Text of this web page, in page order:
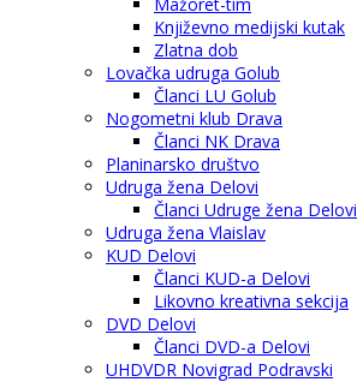
Književno medijski kutak
Zlatna dob
Lovačka udruga Golub
Članci LU Golub
Nogometni klub Drava
Članci NK Drava
Planinarsko društvo
Udruga žena Delovi
Članci Udruge žena Delovi
Udruga žena Vlaislav
KUD Delovi
Članci KUD-a Delovi
Likovno kreativna sekcija
DVD Delovi
Članci DVD-a Delovi
UHDVDR Novigrad Podravski